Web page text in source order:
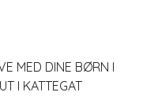
MED DINE BØRN I
I KATTEGAT